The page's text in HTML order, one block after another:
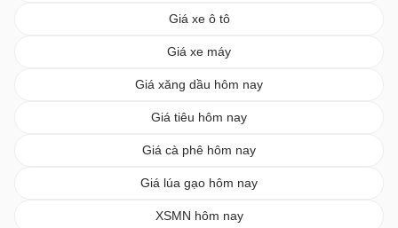
Giá xe ô tô
Giá xe máy
Giá xăng dầu hôm nay
Giá tiêu hôm nay
Giá cà phê hôm nay
Giá lúa gạo hôm nay
XSMN hôm nay